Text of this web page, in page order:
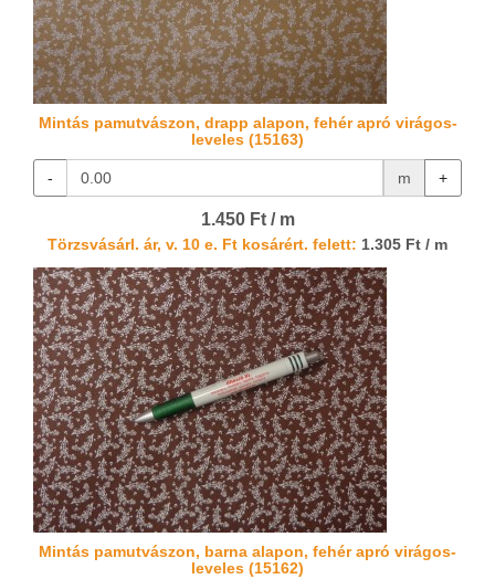
Mintás pamutvászon, drapp alapon, fehér apró virágos-
leveles (15163)
- m +
1.450 Ft / m
Törzsvásárl. ár, v. 10 e. Ft kosárért. felett: 1.305 Ft / m
Mintás pamutvászon, barna alapon, fehér apró virágos-
leveles (15162)